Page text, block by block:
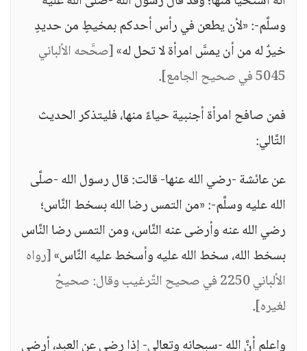
وسلَّم-: «لأن يطعن في رأس أحدكم بمخيطٍ من حديدٍ
خيرٌ له من أن يمسَّ امرأة لا تحل له»[صحَّحه الألباني
5045 في صحيح الجامع]
.
فمن صافح امرأة أجنبية حياءً منها، فليتذكر الحديث
التَّالي:
عن عائشة -رضي الله عنها- قالت: قال رسول الله -صلَّى
الله عليه وسلَّم-: «من التمس رضا الله بسخط النَّاس؛
رضي الله عنه وأرضى عنه النَّاس، ومن التمس رضا النَّاس
بسخط الله، سخط الله عليه وأسخط عليه النَّاس»[رواه
الألباني 2250 في صحيح التَّرغيب وقال: صحيحٌ
لغيره].
واعلم أنَّ الله -سبحانه وتعالى- إذا رضي عن العبد، أرضى